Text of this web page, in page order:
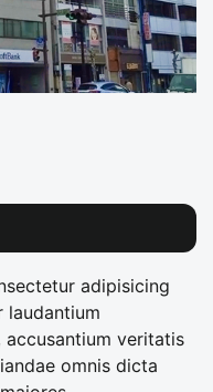
adipisicing
laudantium
veritatis
omnis dicta